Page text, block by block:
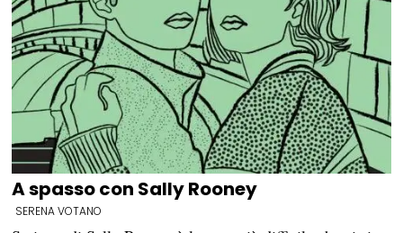
A spasso con Sally Rooney
SERENA VOTANO